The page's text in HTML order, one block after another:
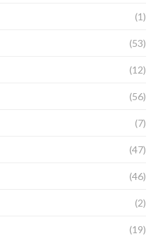
(1)
(53)
(12)
(56)
(7)
(47)
(46)
(2)
(19)